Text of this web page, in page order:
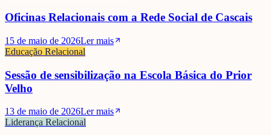
Oficinas Relacionais com a Rede Social de Cascais
15 de maio de 2026Ler mais
Educação Relacional
Sessão de sensibilização na Escola Básica do Prior
Velho
13 de maio de 2026Ler mais
Liderança Relacional